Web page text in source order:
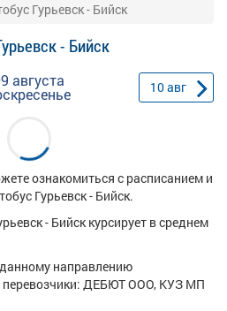
Гурьевск - Бийск
- Бийск
августа 10авг
ознакомиться с расписанием и
Гурьевск - Бийск.
- Бийск курсирует в среднем
направлению
ДЕБЮТ ООО, КУЗ МП